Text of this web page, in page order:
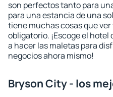
son perfectos tanto para
para una estancia de una
tiene muchas cosas que
obligatorio. ¡Escoge el
a hacer las maletas para
negocios ahora mismo!
Bryson City - los